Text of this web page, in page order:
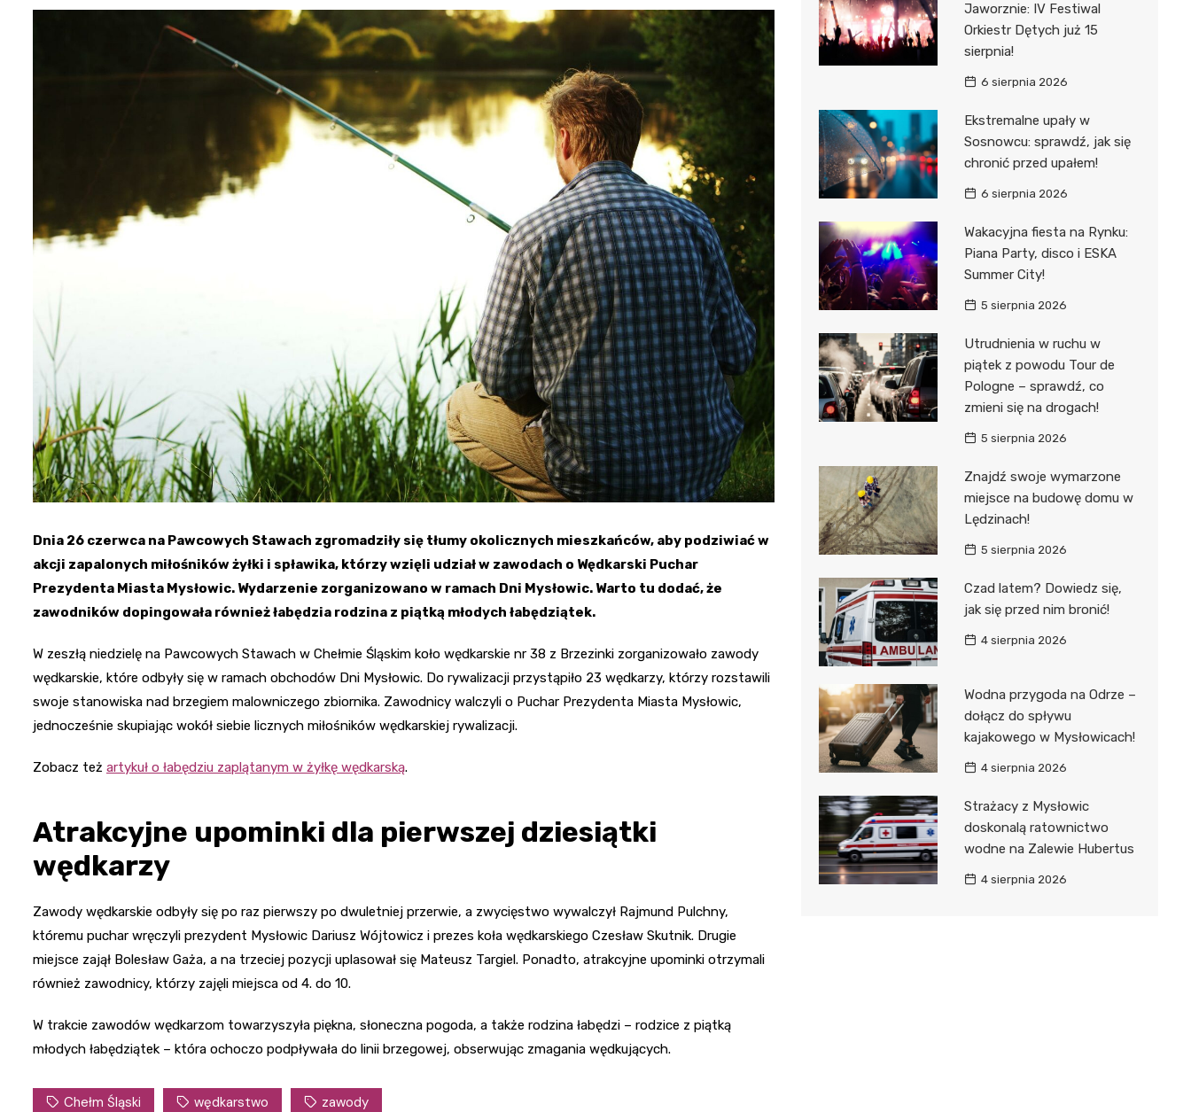
Kościół Najświętszego
Serca Pana Jezusa
Kaplica św. Jana
Chrzciciela
Promenada nad Przemszą
robotnicze Nikiszowiec w
Katowicach
Dnia 26 czerwca na Pawcowych Stawach zgromadziły się tłumy okolicznych mieszkańców, aby podziwiać w
akcji zapalonych miłośników żyłki i spławika, którzy wzięli udział w zawodach o Wędkarski Puchar
Prezydenta Miasta Mysłowic. Wydarzenie zorganizowano w ramach Dni Mysłowic. Warto tu dodać, że
zawodników dopingowała również łabędzia rodzina z piątką młodych łabędziątek.
W zeszłą niedzielę na Pawcowych Stawach w Chełmie Śląskim koło wędkarskie nr 38 z Brzezinki zorganizowało zawody
wędkarskie, które odbyły się w ramach obchodów Dni Mysłowic. Do rywalizacji przystąpiło 23 wędkarzy, którzy rozstawili
swoje stanowiska nad brzegiem malowniczego zbiornika. Zawodnicy walczyli o Puchar Prezydenta Miasta Mysłowic,
jednocześnie skupiając wokół siebie licznych miłośników wędkarskiej rywalizacji.
Zobacz też artykuł o łabędziu zaplątanym w żyłkę wędkarską.
Atrakcyjne upominki dla pierwszej dziesiątki
wędkarzy
Zawody wędkarskie odbyły się po raz pierwszy po dwuletniej przerwie, a zwycięstwo wywalczył Rajmund Pulchny,
któremu puchar wręczyli prezydent Mysłowic Dariusz Wójtowicz i prezes koła wędkarskiego Czesław Skutnik. Drugie
miejsce zajął Bolesław Gaża, a na trzeciej pozycji uplasował się Mateusz Targiel. Ponadto, atrakcyjne upominki otrzymali
również zawodnicy, którzy zajęli miejsca od 4. do 10.
W trakcie zawodów wędkarzom towarzyszyła piękna, słoneczna pogoda, a także rodzina łabędzi – rodzice z piątką
młodych łabędziątek – która ochoczo podpływała do linii brzegowej, obserwując zmagania wędkujących.
Chełm Śląski wędkarstwo zawody
Jaworznie: IV Festiwal
Orkiestr Dętych już 15
sierpnia!
6 sierpnia 2026
Ekstremalne upały w
Sosnowcu: sprawdź, jak się
chronić przed upałem!
6 sierpnia 2026
Wakacyjna fiesta na Rynku:
Piana Party, disco i ESKA
Summer City!
5 sierpnia 2026
Utrudnienia w ruchu w
piątek z powodu Tour de
Pologne – sprawdź, co
zmieni się na drogach!
5 sierpnia 2026
Znajdź swoje wymarzone
miejsce na budowę domu w
Lędzinach!
5 sierpnia 2026
Czad latem? Dowiedz się,
jak się przed nim bronić!
4 sierpnia 2026
Wodna przygoda na Odrze –
dołącz do spływu
kajakowego w Mysłowicach!
4 sierpnia 2026
Strażacy z Mysłowic
doskonalą ratownictwo
wodne na Zalewie Hubertus
4 sierpnia 2026